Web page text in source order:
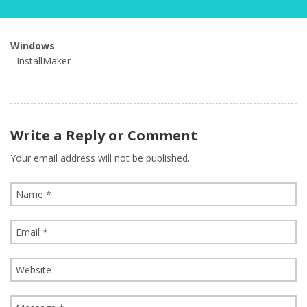
Windows
- InstallMaker
Write a Reply or Comment
Your email address will not be published.